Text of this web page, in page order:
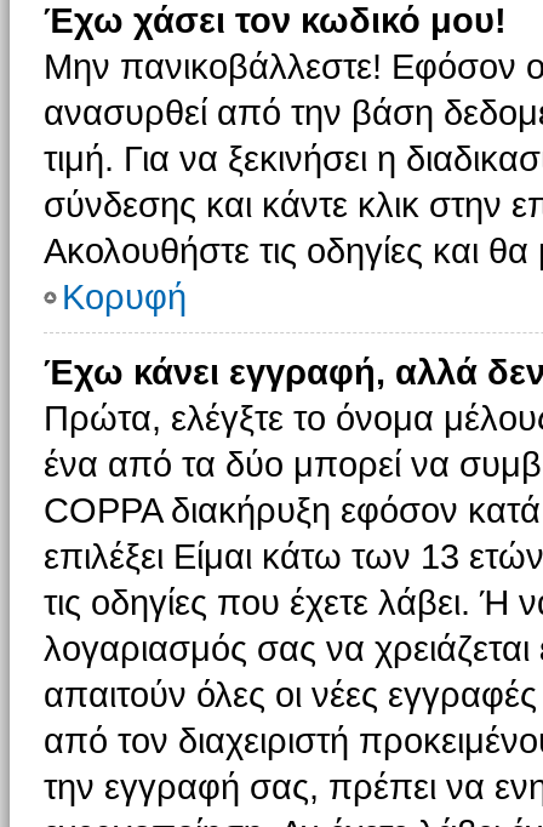
Έχω χάσει τον κωδικό μου!
Μην πανικοβάλλεστε! Εφόσον
ανασυρθεί από την βάση
τιμή. Για να ξεκινήσει η
σύνδεσης και κάντε κλικ στην
Ακολουθήστε τις οδηγίες και
Κορυφή
Έχω κάνει εγγραφή, αλλά
Πρώτα, ελέγξτε το όνομα
ένα από τα δύο μπορεί να
COPPA διακήρυξη εφόσον κατά
επιλέξει Είμαι κάτω των 13
τις οδηγίες που έχετε λάβει. Ή
λογαριασμός σας να
απαιτούν όλες οι νέες
από τον διαχειριστή
την εγγραφή σας, πρέπει να